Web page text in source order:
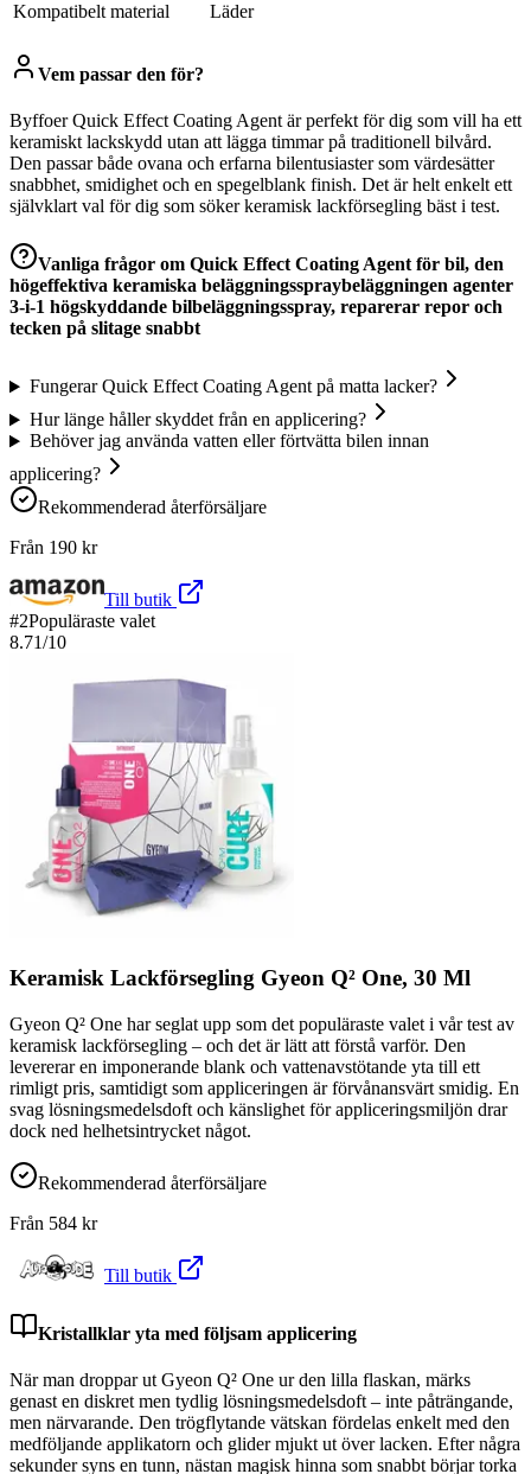
Kompatibelt material
Läder
Vem passar den för?
Byffoer Quick Effect Coating Agent är perfekt för dig som vill ha ett
keramiskt lackskydd utan att lägga timmar på traditionell bilvård.
Den passar både ovana och erfarna bilentusiaster som värdesätter
snabbhet, smidighet och en spegelblank finish. Det är helt enkelt ett
självklart val för dig som söker keramisk lackförsegling bäst i test.
Vanliga frågor om Quick Effect Coating Agent för bil, den
högeffektiva keramiska beläggningsspraybeläggningen agenter
3-i-1 högskyddande bilbeläggningsspray, reparerar repor och
tecken på slitage snabbt
Fungerar Quick Effect Coating Agent på matta lacker?
Hur länge håller skyddet från en applicering?
Behöver jag använda vatten eller förtvätta bilen innan
applicering?
Rekommenderad återförsäljare
Från 190 kr
Till butik
#2Populäraste valet
8.71/10
Keramisk Lackförsegling Gyeon Q² One, 30 Ml
Gyeon Q² One har seglat upp som det populäraste valet i vår test av
keramisk lackförsegling – och det är lätt att förstå varför. Den
levererar en imponerande blank och vattenavstötande yta till ett
rimligt pris, samtidigt som appliceringen är förvånansvärt smidig. En
svag lösningsmedelsdoft och känslighet för appliceringsmiljön drar
dock ned helhetsintrycket något.
Rekommenderad återförsäljare
Från 584 kr
Till butik
Kristallklar yta med följsam applicering
När man droppar ut Gyeon Q² One ur den lilla flaskan, märks
genast en diskret men tydlig lösningsmedelsdoft – inte påträngande,
men närvarande. Den trögflytande vätskan fördelas enkelt med den
medföljande applikatorn och glider mjukt ut över lacken. Efter några
sekunder syns en tunn, nästan magisk hinna som snabbt börjar torka